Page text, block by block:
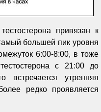
привязан к
большей пик уровня
6:00-8:00, в тоже
с 21:00 до
встречается утренняя
редко проявляется